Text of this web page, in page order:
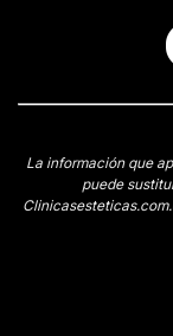
La información que
puede